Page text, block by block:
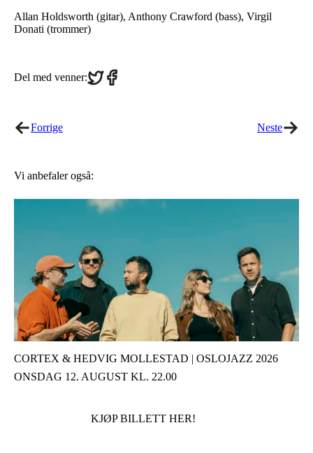
Allan Holdsworth (gitar), Anthony Crawford (bass), Virgil
Donati (trommer)
Del med venner:Share
on
Share
on
Forrige Neste
Vi anbefaler også:
CORTEX & HEDVIG MOLLESTAD | OSLOJAZZ 2026
ONSDAG 12. AUGUST KL. 22.00
KJØP BILLETT HER!